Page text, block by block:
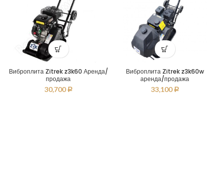
Виброплита Zitrek z3k60 Аренда/
продажа
30,700 Р
Виброплита Zitrek z3k60w
аренда/продажа
33,100 Р